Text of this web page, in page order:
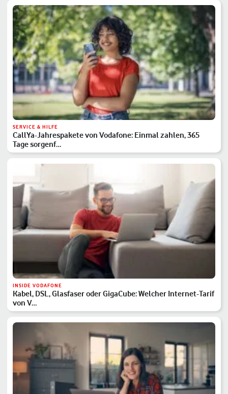
SERVICE & HILFE
CallYa-Jahrespakete von Vodafone: Einmal zahlen, 365
Tage sorgenf…
INSIDE VODAFONE
Kabel, DSL, Glasfaser oder GigaCube: Welcher Internet-Tarif
von V…